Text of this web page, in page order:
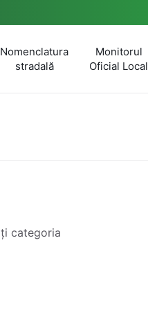
Nomenclatura
stradală
Monitorul
Oficial Local